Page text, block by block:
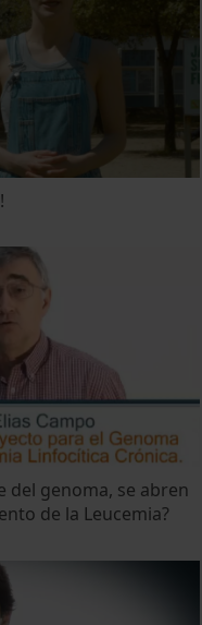
del genoma, se abren
de la Leucemia?